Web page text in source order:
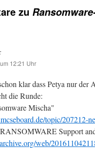
zu
12:21 Uhr
klar dass Petya nur der
die Runde:
Mischa"
topic/207212-
Support
web/